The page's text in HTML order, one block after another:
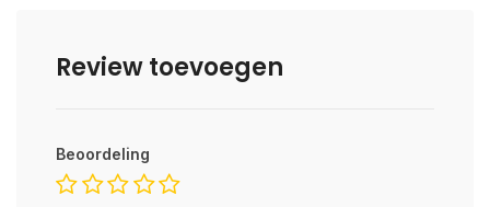
Review toevoegen
Beoordeling